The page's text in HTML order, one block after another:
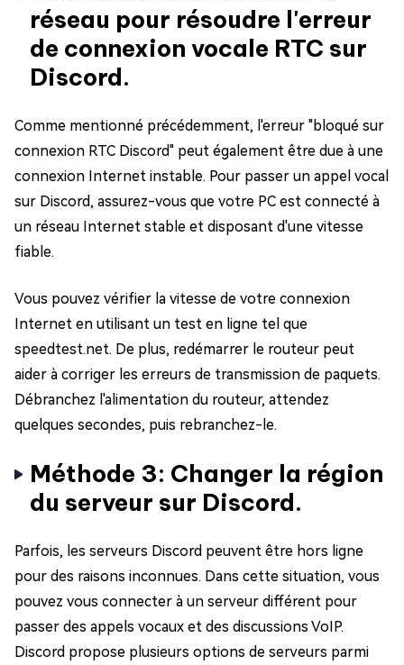
réseau pour résoudre l'erreur
de connexion vocale RTC sur
Discord.
Comme mentionné précédemment, l'erreur "bloqué sur
connexion RTC Discord" peut également être due à une
connexion Internet instable. Pour passer un appel vocal
sur Discord, assurez-vous que votre PC est connecté à
un réseau Internet stable et disposant d'une vitesse
fiable.
Vous pouvez vérifier la vitesse de votre connexion
Internet en utilisant un test en ligne tel que
speedtest.net. De plus, redémarrer le routeur peut
aider à corriger les erreurs de transmission de paquets.
Débranchez l'alimentation du routeur, attendez
quelques secondes, puis rebranchez-le.
Méthode 3: Changer la région
du serveur sur Discord.
Parfois, les serveurs Discord peuvent être hors ligne
pour des raisons inconnues. Dans cette situation, vous
pouvez vous connecter à un serveur différent pour
passer des appels vocaux et des discussions VoIP.
Discord propose plusieurs options de serveurs parmi